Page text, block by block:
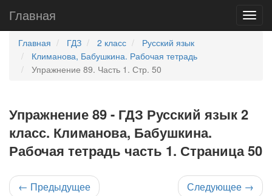
Главная
Главная ГДЗ 2 класс
Русский язык
Климанова, Бабушкина. Рабочая тетрадь
Упражнение 89. Часть 1. Стр. 50
Упражнение 89 - ГДЗ Русский язык 2
класс. Климанова, Бабушкина.
Рабочая тетрадь часть 1. Страница 50
← Предыдущее Следующее →